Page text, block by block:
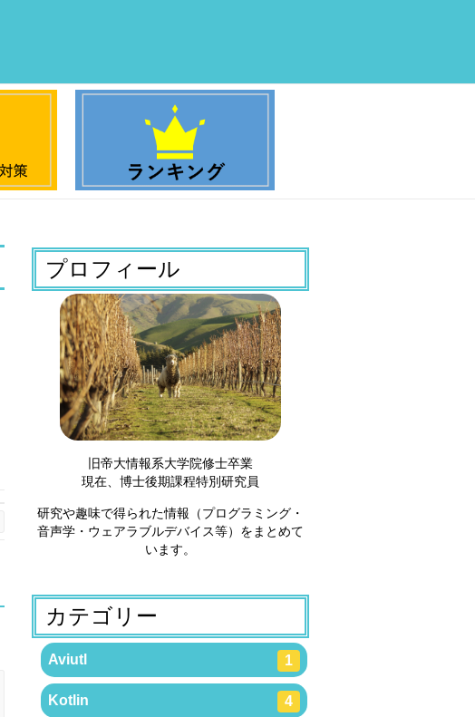
プロフィール
旧帝大情報系大学院修士卒業
現在、博士後期課程特別研究員
研究や趣味で得られた情報（プログラミング・
音声学・ウェアラブルデバイス等）をまとめて
います。
カテゴリー
Aviutl 1
Kotlin 4